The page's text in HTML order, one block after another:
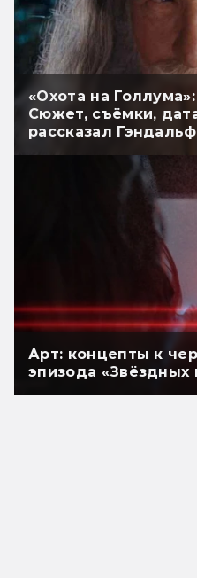
«Охота на
Сюжет, съёмки,
рассказал Гэндальф
Арт: концепты к
эпизода «Звёздных